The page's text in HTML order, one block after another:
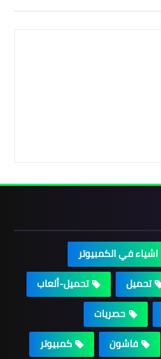
اشياء في الكمبيوتر
تحميل
تحميل-ألعاب
حصريات
فاشون
كمبيوتر